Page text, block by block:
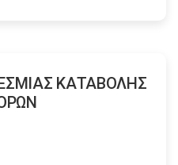
ΚΑΤΑΒΟΛΗΣ